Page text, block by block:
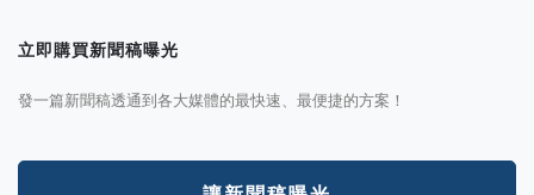
立即購買新聞稿曝光
發一篇新聞稿透通到各大媒體的最快速、最便捷的方案！